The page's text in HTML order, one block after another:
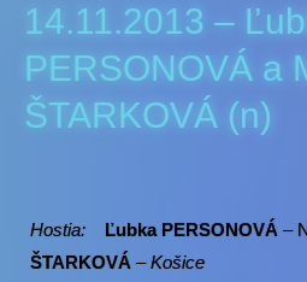
14.11.2013 –
PERSONOVÁ a
ŠTARKOVÁ (n)
Hostia: Ľubka PERSONOVÁ –
ŠTARKOVÁ – Košice